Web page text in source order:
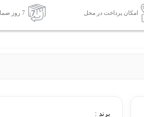
امکان پرداخت در محل 7 روز ضمانت بازگشت کالا
برند :